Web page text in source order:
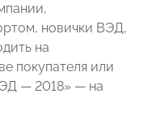
новички ВЭД,
на
покупателя или
— 2018» — на